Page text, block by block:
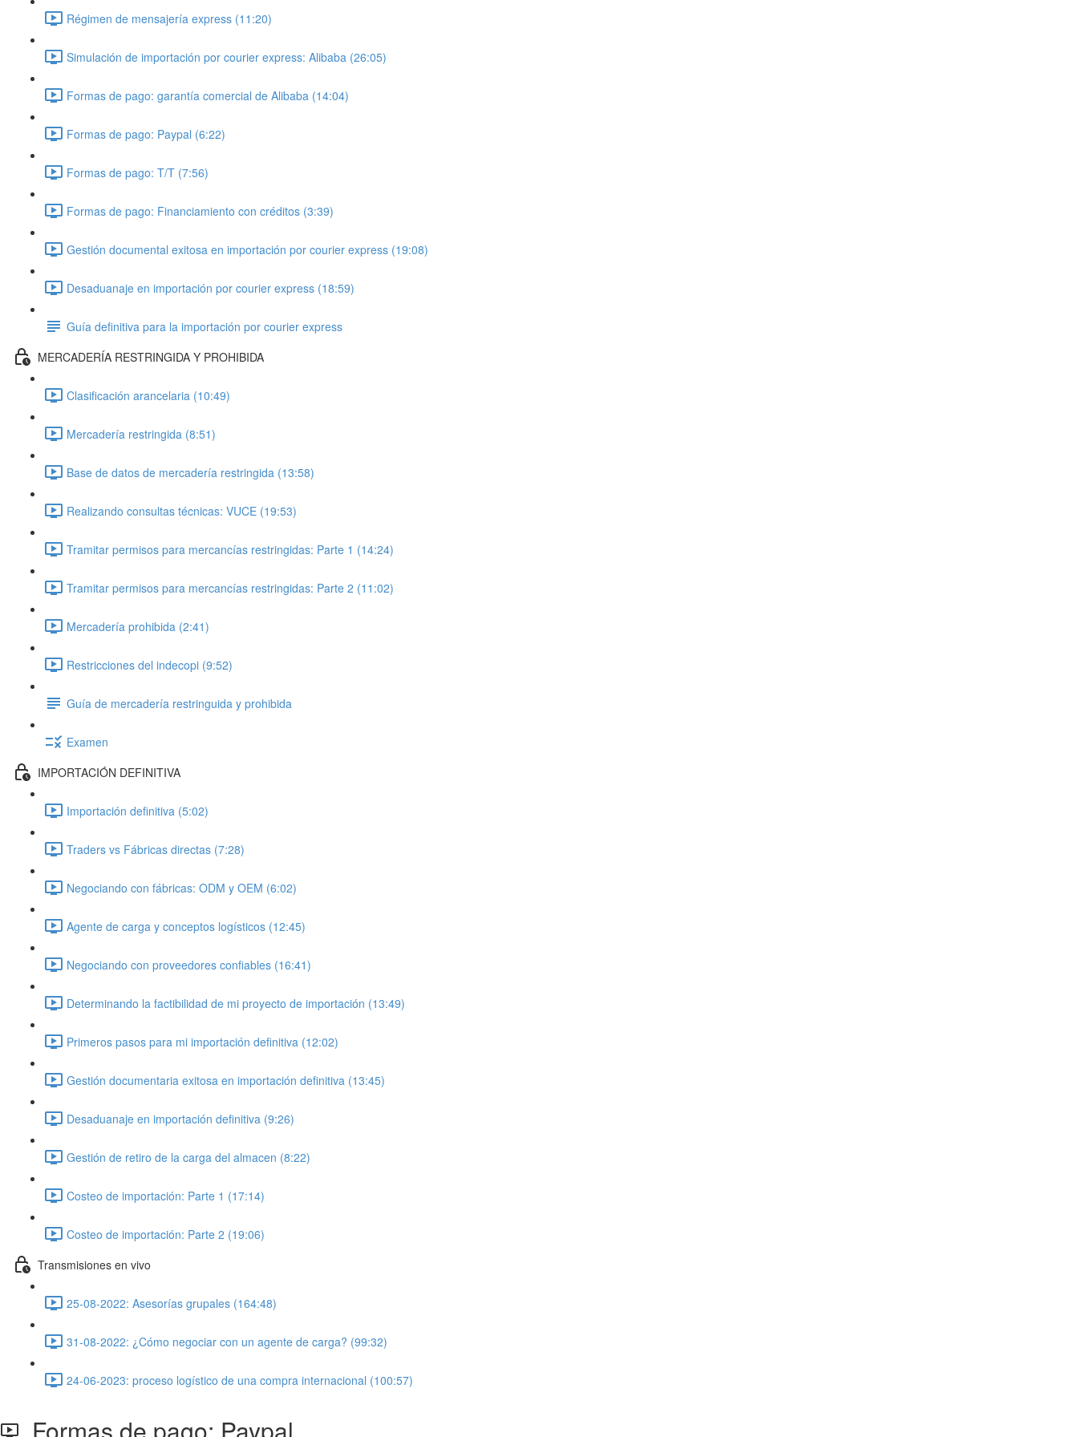
Régimen de mensajería express (11:20)
Simulación de importación por courier express: Alibaba (26:05)
Formas de pago: garantía comercial de Alibaba (14:04)
Formas de pago: Paypal (6:22)
Formas de pago: T/T (7:56)
Formas de pago: Financiamiento con créditos (3:39)
Gestión documental exitosa en importación por courier express (19:08)
Desaduanaje en importación por courier express (18:59)
Guía definitiva para la importación por courier express
MERCADERÍA RESTRINGIDA Y PROHIBIDA
Clasificación arancelaria (10:49)
Mercadería restringida (8:51)
Base de datos de mercadería restringida (13:58)
Realizando consultas técnicas: VUCE (19:53)
Tramitar permisos para mercancías restringidas: Parte 1 (14:24)
Tramitar permisos para mercancías restringidas: Parte 2 (11:02)
Mercadería prohibida (2:41)
Restricciones del indecopi (9:52)
Guía de mercadería restringuida y prohibida
Examen
IMPORTACIÓN DEFINITIVA
Importación definitiva (5:02)
Traders vs Fábricas directas (7:28)
Negociando con fábricas: ODM y OEM (6:02)
Agente de carga y conceptos logísticos (12:45)
Negociando con proveedores confiables (16:41)
Determinando la factibilidad de mi proyecto de importación (13:49)
Primeros pasos para mi importación definitiva (12:02)
Gestión documentaria exitosa en importación definitiva (13:45)
Desaduanaje en importación definitiva (9:26)
Gestión de retiro de la carga del almacen (8:22)
Costeo de importación: Parte 1 (17:14)
Costeo de importación: Parte 2 (19:06)
Transmisiones en vivo
25-08-2022: Asesorías grupales (164:48)
31-08-2022: ¿Cómo negociar con un agente de carga? (99:32)
24-06-2023: proceso logístico de una compra internacional (100:57)